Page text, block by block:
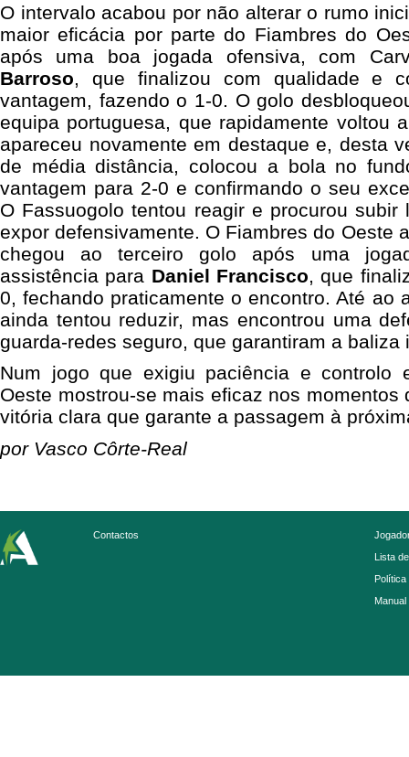
O intervalo acabou por não alterar o rumo
maior eficácia por parte do Fiambres do
após uma boa jogada ofensiva, com
Barroso, que finalizou com qualidade e
vantagem, fazendo o 1-0. O golo
equipa portuguesa, que rapidamente voltou
apareceu novamente em destaque e, desta
de média distância, colocou a bola no
vantagem para 2-0 e confirmando o seu
O Fassuogolo tentou reagir e procurou
expor defensivamente. O Fiambres do Oeste
chegou ao terceiro golo após uma
assistência para Daniel Francisco, que
0, fechando praticamente o encontro. Até ao
ainda tentou reduzir, mas encontrou uma
guarda-redes seguro, que garantiram a baliza
Num jogo que exigiu paciência e controlo
Oeste mostrou-se mais eficaz nos momentos
vitória clara que garante a passagem à
por Vasco Côrte-Real
Contactos
Lista
Política